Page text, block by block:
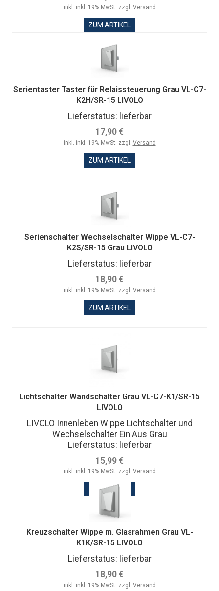
inkl. inkl. 19% MwSt. zzgl. Versand
ZUM ARTIKEL
Serientaster Taster für Relaissteuerung Grau VL-C7-
K2H/SR-15 LIVOLO
Lieferstatus: lieferbar
17,90 €
inkl. inkl. 19% MwSt. zzgl. Versand
ZUM ARTIKEL
Serienschalter Wechselschalter Wippe VL-C7-
K2S/SR-15 Grau LIVOLO
Lieferstatus: lieferbar
18,90 €
inkl. inkl. 19% MwSt. zzgl. Versand
ZUM ARTIKEL
Lichtschalter Wandschalter Grau VL-C7-K1/SR-15
LIVOLO
LIVOLO Innenleben Wippe Lichtschalter und
Wechselschalter Ein Aus Grau
Lieferstatus: lieferbar
15,99 €
inkl. inkl. 19% MwSt. zzgl. Versand
ZUM ARTIKEL
Kreuzschalter Wippe m. Glasrahmen Grau VL-
K1K/SR-15 LIVOLO
Lieferstatus: lieferbar
18,90 €
inkl. inkl. 19% MwSt. zzgl. Versand